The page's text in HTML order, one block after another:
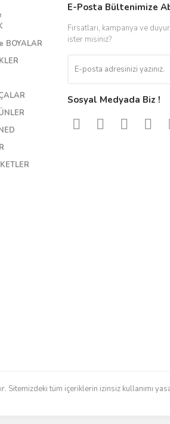
BOYALAR
E-Posta Bültenimize
Fırsatları, kampanya ve
ister misiniz?
Sosyal Medyada Biz !
tüm içeriklerin izinsiz kullanımı